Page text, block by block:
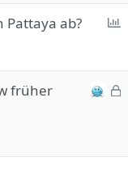
E
e
Pattaya ab?
e
früher